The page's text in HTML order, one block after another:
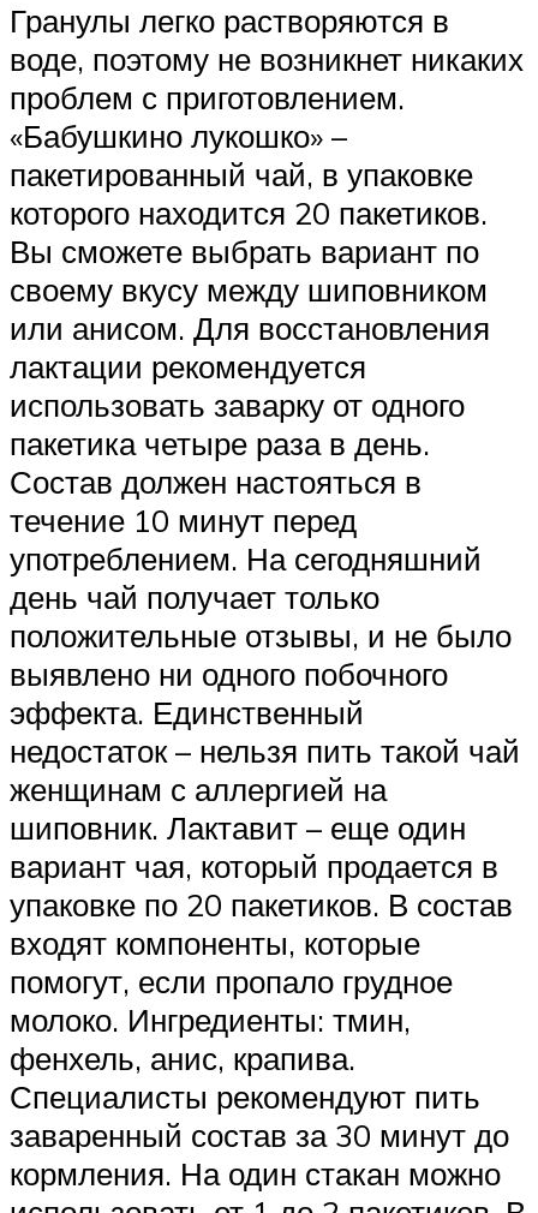
Гранулы легко растворяются в
воде, поэтому не возникнет никаких
проблем с приготовлением.
«Бабушкино лукошко» –
пакетированный чай, в упаковке
которого находится 20 пакетиков.
Вы сможете выбрать вариант по
своему вкусу между шиповником
или анисом. Для восстановления
лактации рекомендуется
использовать заварку от одного
пакетика четыре раза в день.
Состав должен настояться в
течение 10 минут перед
употреблением. На сегодняшний
день чай получает только
положительные отзывы, и не было
выявлено ни одного побочного
эффекта. Единственный
недостаток – нельзя пить такой чай
женщинам с аллергией на
шиповник. Лактавит – еще один
вариант чая, который продается в
упаковке по 20 пакетиков. В состав
входят компоненты, которые
помогут, если пропало грудное
молоко. Ингредиенты: тмин,
фенхель, анис, крапива.
Специалисты рекомендуют пить
заваренный состав за 30 минут до
кормления. На один стакан можно